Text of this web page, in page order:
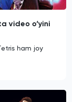
video o‘yini
ham joy